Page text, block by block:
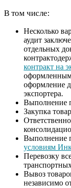
В том числе:
Несколько
аудит
отдельных
контракт на
оформленным
оформление
экспортера.
Выполнение
Закупка
Выполнение
условиям
Перевозку
Вывоз
независимо